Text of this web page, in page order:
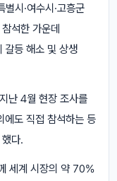
시·여수시·고흥군
석한 가운데
갈등 해소 및 상생
난 4월 현장 조사를
에도 직접 참석하는 등
다.
세계 시장의 약 70%